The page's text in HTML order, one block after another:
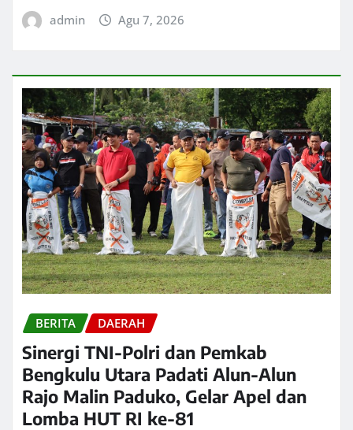
admin Agu 7, 2026
BERITA DAERAH
Sinergi TNI-Polri dan Pemkab
Bengkulu Utara Padati Alun-Alun
Rajo Malin Paduko, Gelar Apel dan
Lomba HUT RI ke-81